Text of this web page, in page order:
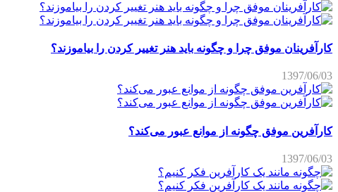
کارآفرینان موفق چرا و چگونه باید هنر تغییر کردن را بیاموزند؟
1397/06/03
کارآفرین موفق چگونه از موانع عبور می‌کند؟
1397/06/03